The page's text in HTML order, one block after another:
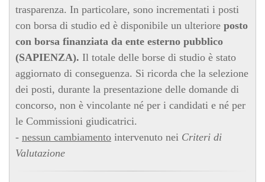
trasparenza. In particolare, sono incrementati i posti
con borsa di studio ed è disponibile un ulteriore posto
con borsa finanziata da ente esterno pubblico
(SAPIENZA). Il totale delle borse di studio è stato
aggiornato di conseguenza. Si ricorda che la selezione
dei posti, durante la presentazione delle domande di
concorso, non è vincolante né per i candidati e né per
le Commissioni giudicatrici.
- nessun cambiamento intervenuto nei Criteri di
Valutazione